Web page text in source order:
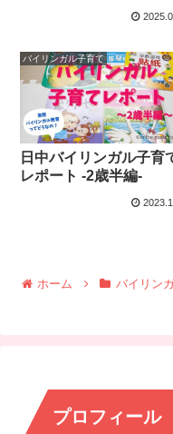
バイリンガル子育て
日中バイリンガル子育
レポート -2歳半編-
ホーム バイリン
プロフィール